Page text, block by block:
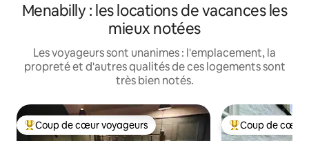
Menabilly : les locations de vacances les
mieux notées
Les voyageurs sont unanimes : l'emplacement, la
propreté et d'autres qualités de ces logements sont
très bien notés.
Coup de cœur voyageurs parmi les plus aimés
Coup de cœur voyageurs Coup de cœur
Coup de cœur